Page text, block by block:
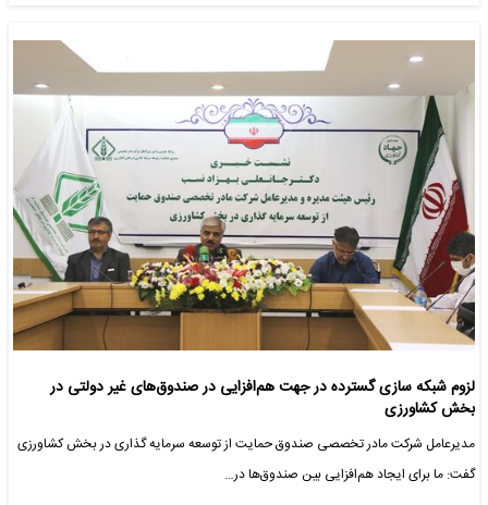
لزوم شبکه سازی گسترده در جهت هم‌افزایی در صندوق‌های غیر دولتی در
بخش کشاورزی
مدیرعامل شرکت مادر تخصصی صندوق حمایت از توسعه سرمایه گذاری در بخش کشاورزی
گفت: ما برای ایجاد هم‌افزایی بین صندوق‌ها در…